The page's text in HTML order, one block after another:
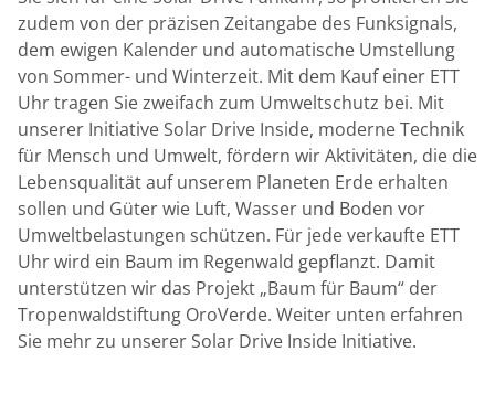
zudem von der präzisen Zeitangabe des Funksignals,
dem ewigen Kalender und automatische Umstellung
von Sommer- und Winterzeit. Mit dem Kauf einer ETT
Uhr tragen Sie zweifach zum Umweltschutz bei. Mit
unserer Initiative Solar Drive Inside, moderne Technik
für Mensch und Umwelt, fördern wir Aktivitäten, die die
Lebensqualität auf unserem Planeten Erde erhalten
sollen und Güter wie Luft, Wasser und Boden vor
Umweltbelastungen schützen. Für jede verkaufte ETT
Uhr wird ein Baum im Regenwald gepflanzt. Damit
unterstützen wir das Projekt „Baum für Baum“ der
Tropenwaldstiftung OroVerde. Weiter unten erfahren
Sie mehr zu unserer Solar Drive Inside Initiative.